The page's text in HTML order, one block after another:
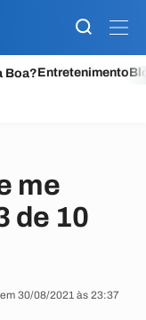
Boa?Entretenimento
me
de 10
30/08/2021 às 23:37